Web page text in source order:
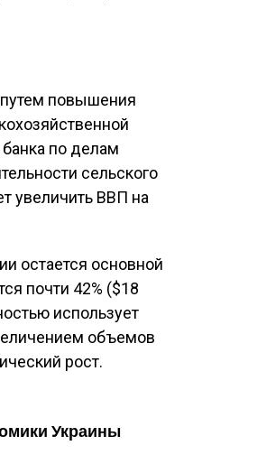
путем повышения
по делам
сельского
увеличить ВВП на
остается основной
почти 42% ($18
использует
объемов
рост.
Украины